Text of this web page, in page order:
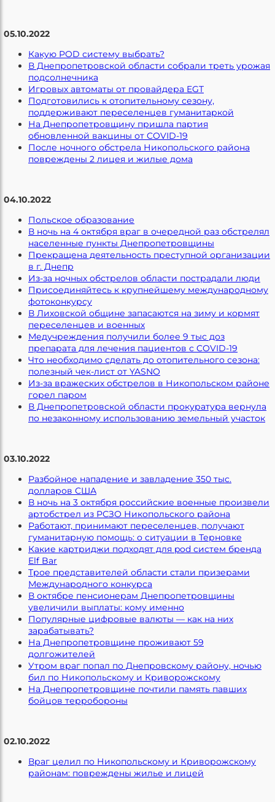
05.10.2022
Какую POD систему выбрать?
В Днепропетровской области собрали треть урожая
подсолнечника
Игровых автоматы от провайдера EGT
Подготовились к отопительному сезону,
поддерживают переселенцев гуманитаркой
На Днепропетровщину пришла партия
обновленной вакцины от COVID-19
После ночного обстрела Никопольского района
повреждены 2 лицея и жилые дома
04.10.2022
Польское образование
В ночь на 4 октября враг в очередной раз обстрелял
населенные пункты Днепропетровщины
Прекращена деятельность преступной организации
в г. Днепр
Из-за ночных обстрелов области пострадали люди
Присоединяйтесь к крупнейшему международному
фотоконкурсу
В Лиховской общине запасаются на зиму и кормят
переселенцев и военных
Медучреждения получили более 9 тыс доз
препарата для лечения пациентов с COVID-19
Что необходимо сделать до отопительного сезона:
полезный чек-лист от YASNO
Из-за вражеских обстрелов в Никопольском районе
горел паром
В Днепропетровской области прокуратура вернула
по незаконному использованию земельный участок
03.10.2022
Разбойное нападение и завладение 350 тыс.
долларов США
В ночь на 3 октября российские военные произвели
артобстрел из РСЗО Никопольского района
Работают, принимают переселенцев, получают
гуманитарную помощь: о ситуации в Терновке
Какие картриджи подходят для pod систем бренда
Elf Bar
Трое представителей области стали призерами
Международного конкурса
В октябре пенсионерам Днепропетровщины
увеличили выплаты: кому именно
Популярные цифровые валюты — как на них
зарабатывать?
На Днепропетровщине проживают 59
долгожителей
Утром враг попал по Днепровскому району, ночью
бил по Никопольскому и Криворожскому
На Днепропетровщине почтили память павших
бойцов терробороны
02.10.2022
Враг целил по Никопольскому и Криворожскому
районам: повреждены жилье и лицей